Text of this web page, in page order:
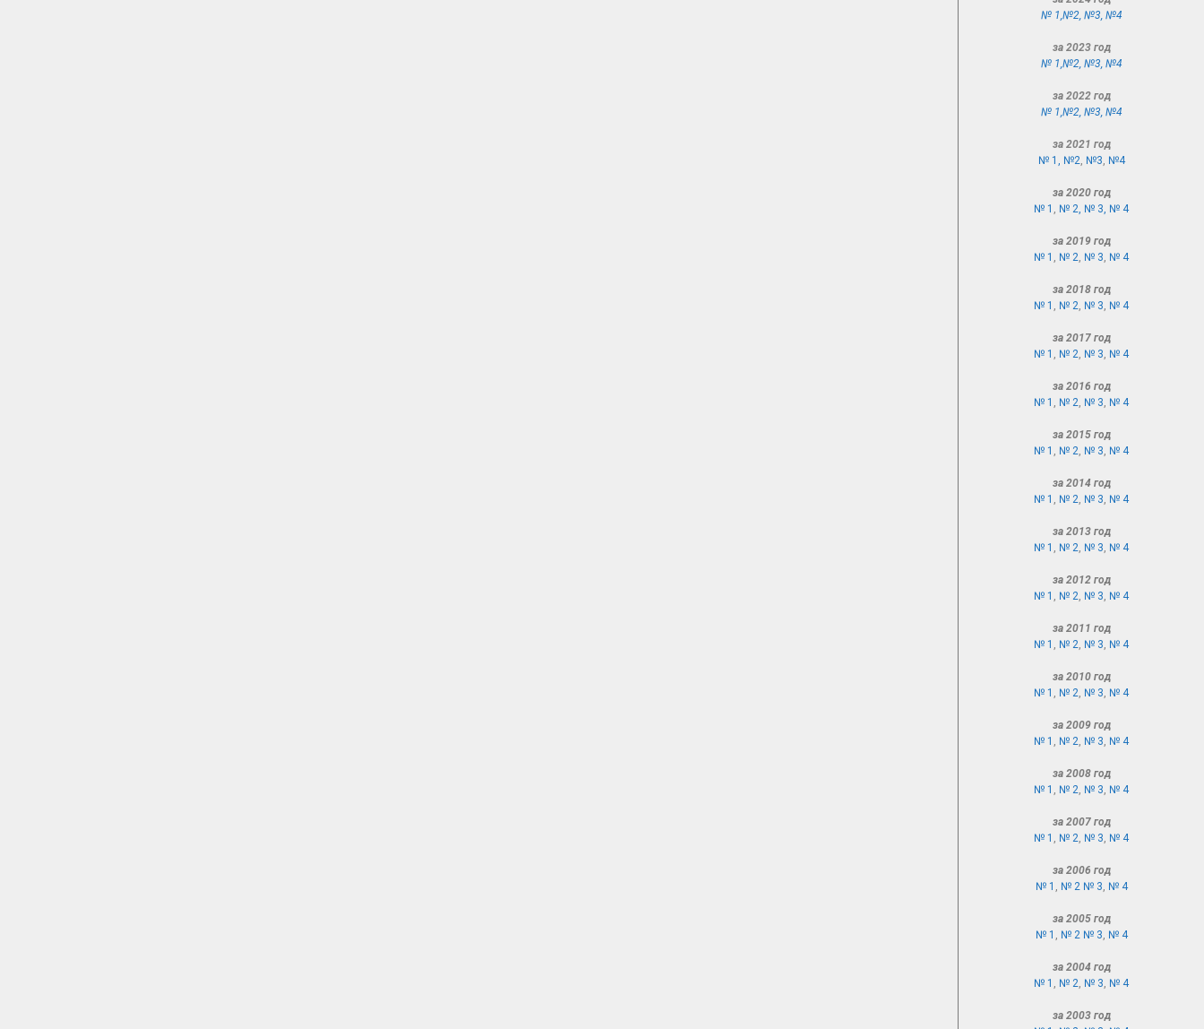
№ 1, №2 №3 №4
за 2023 год
№ 1, №2 №3 №4
за 2022 год
№ 1, №2 №3 №4
за 2021 год
№ 1,
№2 №3 №4
за 2020 год
№ 1
№ 2, № 3, № 4
за 2019 год
№ 1
№ 2 № 3 № 4
за 2018 год
№ 1
№ 2 № 3 № 4
за 2017 год
№ 1
№ 2 № 3 № 4
за 2016 год
№ 1
№ 2 № 3 № 4
за 2015 год
№ 1
№ 2 № 3 № 4
за 2014 год
№ 1
№ 2 № 3 № 4
за 2013 год
№ 1
№ 2 № 3 № 4
за 2012 год
№ 1
№ 2 № 3 № 4
за 2011 год
№ 1
№ 2 № 3 № 4
за 2010 год
№ 1
№ 2 № 3 № 4
за 2009 год
№ 1
№ 2 № 3 № 4
за 2008 год
№ 1
№ 2 № 3 № 4
за 2007 год
№ 1
№ 2 № 3 № 4
за 2006 год
№ 1
№ 2 № 3 № 4
за 2005 год
№ 1
№ 2 № 3 № 4
за 2004 год
№ 1
№ 2 № 3 № 4
за 2003 год